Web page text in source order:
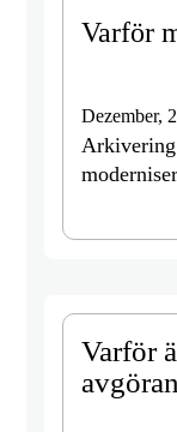
Varför
Dezember,
Varför